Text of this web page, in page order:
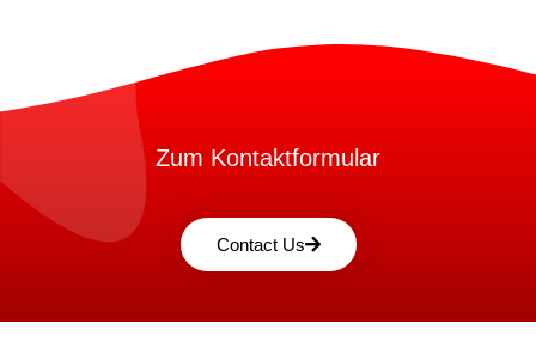
Zum Kontaktformular
Contact Us